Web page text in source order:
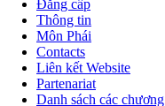
Đẳng cấp
Thông tin
Môn Phái
Contacts
Liên kết Website
Partenariat
Danh sách các chương